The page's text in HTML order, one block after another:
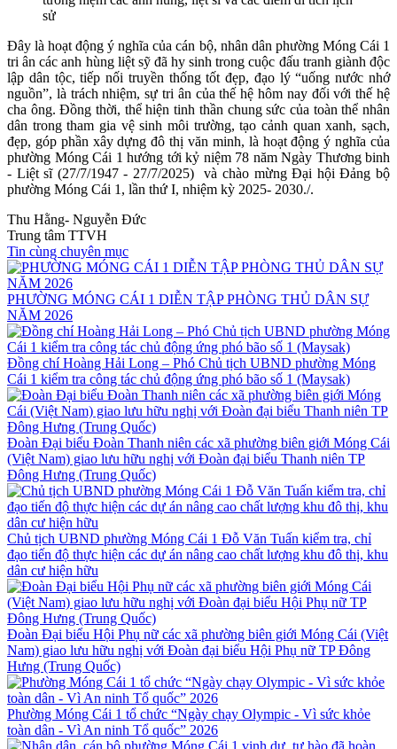
sử
Đây là hoạt động ý nghĩa của cán bộ, nhân dân phường Móng Cái 1
tri ân các anh hùng liệt sỹ đã hy sinh trong cuộc đấu tranh giành độc
lập dân tộc, tiếp nối truyền thống tốt đẹp, đạo lý “uống nước nhớ
nguồn”, là trách nhiệm, sự tri ân của thế hệ hôm nay đối với thế hệ
cha ông. Đồng thời, thể hiện tinh thần chung sức của toàn thể nhân
dân trong tham gia vệ sinh môi trường, tạo cảnh quan xanh, sạch,
đẹp, góp phần xây dựng đô thị văn minh, là hoạt động ý nghĩa của
phường Móng Cái 1 hướng tới kỷ niệm 78 năm Ngày Thương binh
- Liệt sĩ (27/7/1947 - 27/7/2025) và chào mừng Đại hội Đảng bộ
phường Móng Cái 1, lần thứ I, nhiệm kỳ 2025- 2030./.
Thu Hằng- Nguyễn Đức
Trung tâm TTVH
Tin cùng chuyên mục
PHƯỜNG MÓNG CÁI 1 DIỄN TẬP PHÒNG THỦ DÂN SỰ
NĂM 2026
Đồng chí Hoàng Hải Long – Phó Chủ tịch UBND phường Móng
Cái 1 kiểm tra công tác chủ động ứng phó bão số 1 (Maysak)
Đoàn Đại biểu Đoàn Thanh niên các xã phường biên giới Móng Cái
(Việt Nam) giao lưu hữu nghị với Đoàn đại biểu Thanh niên TP
Đông Hưng (Trung Quốc)
Chủ tịch UBND phường Móng Cái 1 Đỗ Văn Tuấn kiểm tra, chỉ
đạo tiến độ thực hiện các dự án nâng cao chất lượng khu đô thị, khu
dân cư hiện hữu
Đoàn Đại biểu Hội Phụ nữ các xã phường biên giới Móng Cái (Việt
Nam) giao lưu hữu nghị với Đoàn đại biểu Hội Phụ nữ TP Đông
Hưng (Trung Quốc)
Phường Móng Cái 1 tổ chức “Ngày chạy Olympic - Vì sức khỏe
toàn dân - Vì An ninh Tổ quốc” 2026